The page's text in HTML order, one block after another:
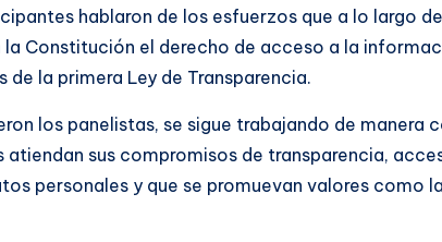
hablaron de los esfuerzos que a lo largo
la Constitución el derecho de acceso a la
la primera Ley de Transparencia.
los panelistas, se sigue trabajando de manera
sus compromisos de transparencia,
personales y que se promuevan valores como